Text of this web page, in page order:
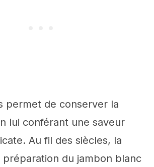
permet de conserver la
lui conférant une saveur
Au fil des siècles, la
du jambon blanc